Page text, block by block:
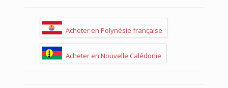
Acheter en Polynésie française
Acheter en Nouvelle Calédonie